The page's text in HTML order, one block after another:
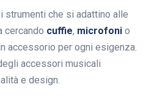
strumenti che si adattino alle
cercando cuffie, microfoni o
accessorio per ogni esigenza.
accessori musicali
e design.